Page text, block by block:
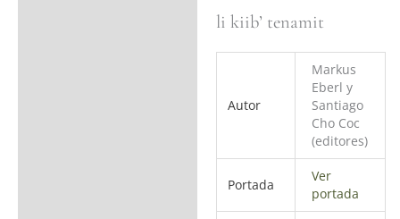
li kiib’ tenamit
Autor
Markus
Eberl y
Santiago
Cho Coc
(editores)
Portada
Ver
portada